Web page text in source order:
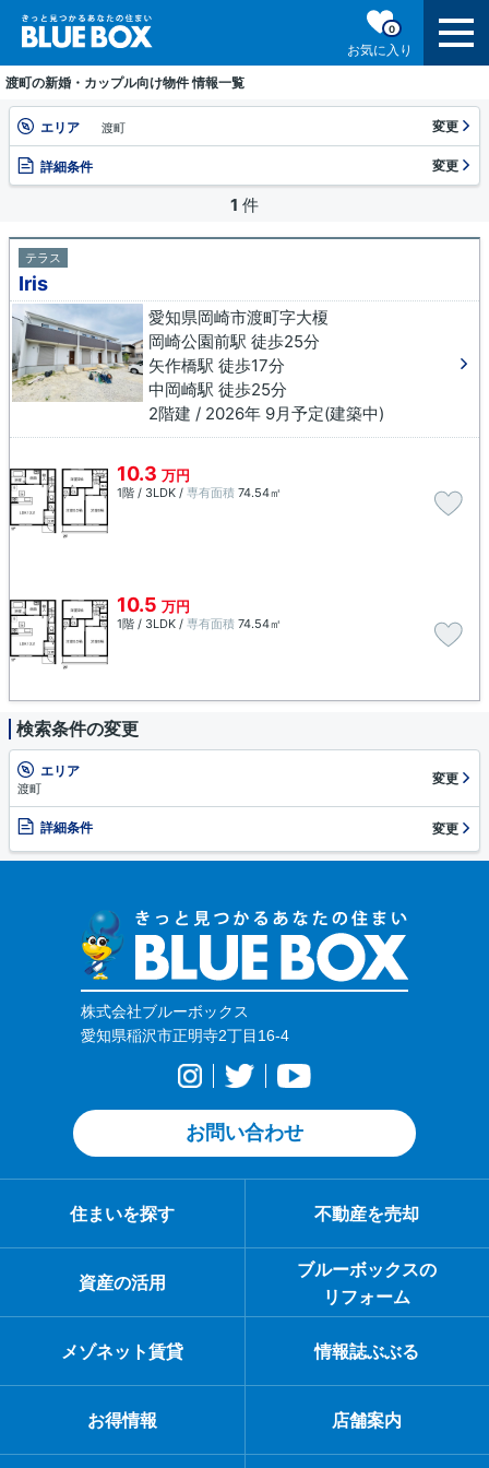
お気に入り
0
渡町の新婚・カップル向け物件 情報一覧
エリア 渡町 変更
詳細条件 変更
1 件
テラス
Iris
愛知県岡崎市渡町字大榎
岡崎公園前駅 徒歩25分
矢作橋駅 徒歩17分
中岡崎駅 徒歩25分
2階建 / 2026年 9月予定(建築中)
10.3 万円
1階 / 3LDK / 専有面積 74.54㎡
10.5 万円
1階 / 3LDK / 専有面積 74.54㎡
検索条件の変更
エリア
渡町
変更
詳細条件 変更
株式会社ブルーボックス
愛知県稲沢市正明寺2丁目16-4
お問い合わせ
住まいを探す 不動産を売却
資産の活用
ブルーボックスの
リフォーム
メゾネット賃貸 情報誌ぶぶる
お得情報 店舗案内